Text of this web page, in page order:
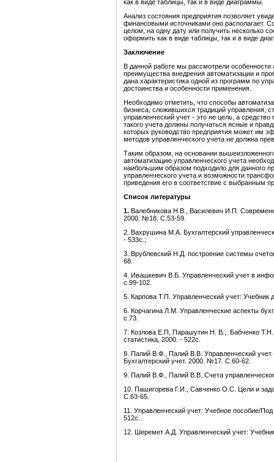
как в виде таблицы, так и в виде диаграммы.
Анализ состояния предприятия позволяет
финансовыми источниками оно располагает.
целом, на одну дату или получить несколько
оформить как в виде таблицы, так и в виде
Заключение
В данной работе мы рассмотрели особенности
преимущества внедрения автоматизации и
дана характеристика одной из программ по
достоинства и особенности применения.
Необходимо отметить, что способы
бизнеса, сложившихся традиций управления,
управленческий учет - это не цель, а
такого учета должны получаться ясные и
которых руководство предприятия может им
методов управленческого учета не должна
Таким образом, на основании
автоматизацию управленческого учета
наибольшим образом подходило для данного
управленческого учета и возможности
приведения его в соответствие с выбранным
Список литературы
1. Валебникова Н.В., Василевич И.П.
2000. №18. С.53-59.
2. Вахрушина М.А. Бухгалтерский
- 533с.;
3. Врублевский Н.Д. построение системы
68.
4. Ивашкевич В.Б. Управленческий учет в
с.99-102.
5. Карпова Т.П. Управленческий учет:
6. Корчагина Л.М. Управленческие аспекты
с.73.
7. Козлова Е.П, Парашутин Н. В.,. Бабченко
статистика, 2000. - 522с.
8. Палий В.Ф., Палий В.В. Управленческий учет
Бухгалтерский учет. 2000. №17. С.60-62.
9. Палий В.Ф., Палий В.В. Счета
10. Пашигорева Г.И., Савченко О.С. Цели и
С.63-65.
11. Управленческий учет: Учебное пособие/
512с..
12. Шеремет А.Д. Управленческий учет: